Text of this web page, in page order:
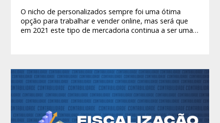
O nicho de personalizados sempre foi uma ótima
opção para trabalhar e vender online, mas será que
em 2021 este tipo de mercadoria continua a ser uma